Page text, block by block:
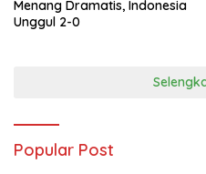
Menang Dramatis, Indonesia
Unggul 2-0
Popular Post